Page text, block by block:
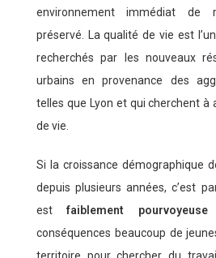
environnement immédiat de
préservé. La qualité de vie est
recherchés par les nouveaux
urbains en provenance des
telles que Lyon et qui cherchent
de vie.
Si la croissance démographique
depuis plusieurs années, c’est
estfaiblement pourvoyeuse
conséquences beaucoup de
territoire pour chercher du